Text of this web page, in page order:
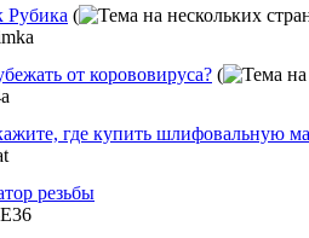
Рубика (
от корововируса? (
где купить шлифовальную
резьбы